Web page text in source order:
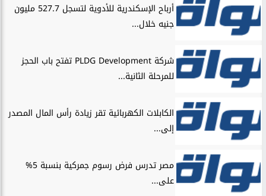
أرباح الإسكندرية للأدوية لتسجل 527.7 مليون
جنيه خلال...
شركة PLDG Development تفتح باب الحجز
للمرحلة الثانية...
الكابلات الكهربائية تقر زيادة رأس المال المصدر
إلى...
مصر تدرس فرض رسوم جمركية بنسبة 5%
على...